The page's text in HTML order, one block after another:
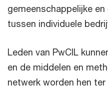
gemeenschappelijke
tussen individuele
Leden van PwCIL
en de middelen en
netwerk worden hen